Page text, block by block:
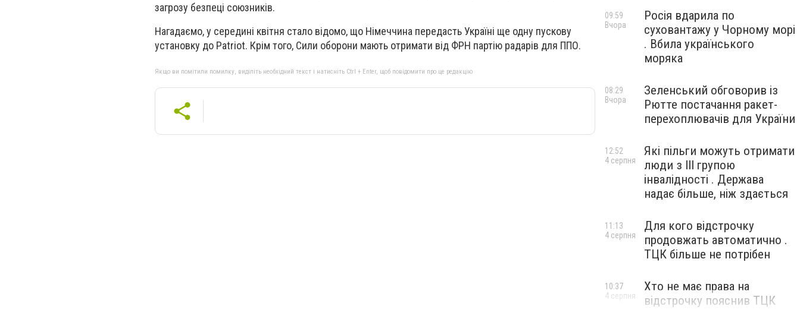
загрозу безпеці союзників.
Нагадаємо, у середині квітня стало відомо, що Німеччина передасть Україні ще одну пускову
установку до Patriot. Крім того, Сили оборони мають отримати від ФРН партію радарів для ППО.
Якщо ви помітили помилку, виділіть необхідний текст і натисніть Ctrl + Enter, щоб повідомити про це редакцію
Росія вдарила по
суховантажу у Чорному морі
. Вбила українського
моряка
09:59
Вчора
Зеленський обговорив із
Рютте постачання ракет-
перехоплювачів для України
08:29
Вчора
Які пільги можуть отримати
люди з III групою
інвалідності . Держава
надає більше, ніж здається
12:52
4 серпня
Для кого відстрочку
продовжать автоматично .
ТЦК більше не потрібен
11:13
4 серпня
Хто не має права на
відстрочку пояснив ТЦК
10:37
4 серпня